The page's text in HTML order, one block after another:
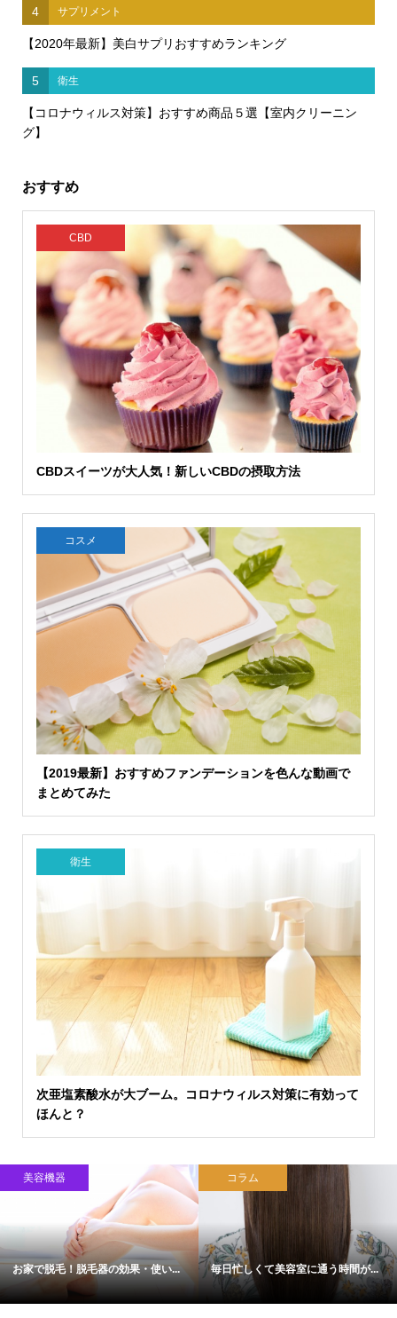
4 サプリメント
【2020年最新】美白サプリおすすめランキング
5 衛生
【コロナウィルス対策】おすすめ商品５選【室内クリーニン
グ】
おすすめ
CBD
CBDスイーツが大人気！新しいCBDの摂取方法
コスメ
【2019最新】おすすめファンデーションを色んな動画で
まとめてみた
衛生
次亜塩素酸水が大ブーム。コロナウィルス対策に有効って
ほんと？
美容機器
お家で脱毛！脱毛器の効果・使い...
コラム
毎日忙しくて美容室に通う時間が...